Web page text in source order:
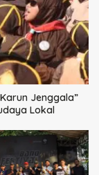
Jenggala”
Lokal